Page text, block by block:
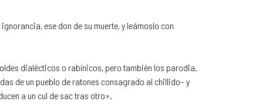
ese don de su muerte, y leámoslo con
dialécticos o rabínicos, pero también los parodia.
de un pueblo de ratones consagrado al chillido– y
a un cul de sac tras otro».